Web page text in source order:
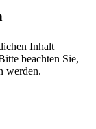
Inhalt
beachten Sie,
werden.